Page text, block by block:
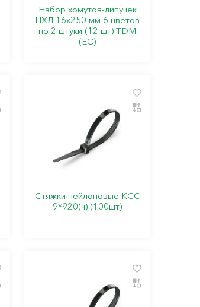
Набор хомутов-липучек
НХЛ 16х250 мм 6 цветов
по 2 штуки (12 шт) TDM
(ЕС)
Стяжки нейлоновые КСС
9*920(ч) (100шт)